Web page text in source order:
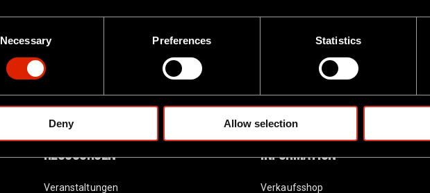
Necessary Preferences Statistics
Deny Allow selection
Ressourcen
Veranstaltungen
Information
Verkaufsshop